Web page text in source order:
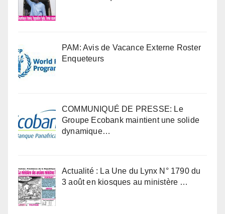
PAM: Avis de Vacance Externe Roster
Enqueteurs
COMMUNIQUÉ DE PRESSE: Le
Groupe Ecobank maintient une solide
dynamique…
Actualité : La Une du Lynx N° 1790 du
3 août en kiosques au ministère …